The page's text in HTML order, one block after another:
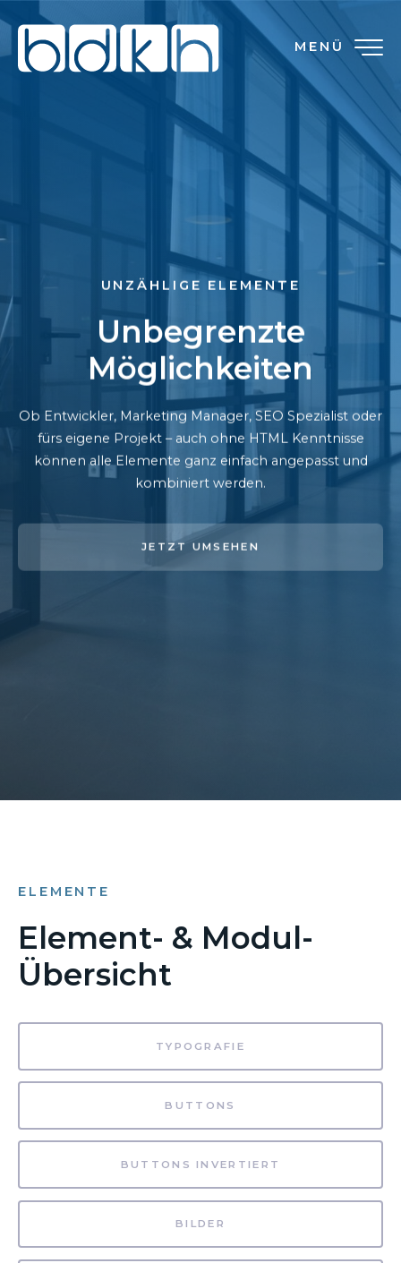
MENÜ
UNZÄHLIGE ELEMENTE
Unbegrenzte
Möglichkeiten
Ob Entwickler, Marketing Manager, SEO Spezialist oder
fürs eigene Projekt – auch ohne HTML Kenntnisse
können alle Elemente ganz einfach angepasst und
kombiniert werden.
JETZT UMSEHEN
ELEMENTE
Element- & Modul-
Übersicht
TYPOGRAFIE
BUTTONS
BUTTONS INVERTIERT
BILDER